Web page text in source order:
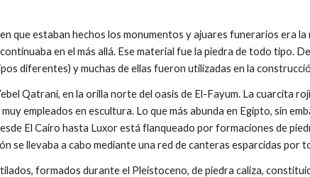
que estaban hechos los monumentos y ajuares funerarios era
en el más allá. Ese material fue la piedra de todo tipo.
diferentes) y muchas de ellas fueron utilizadas en la
Qatrani, en la orilla norte del oasis de El-Fayum. La cuarcita
empleados en escultura. Lo que más abunda en Egipto, sin
El Cairo hasta Luxor está flanqueado por formaciones de
se llevaba a cabo mediante una red de canteras esparcidas por
formados durante el Pleistoceno, de piedra caliza,